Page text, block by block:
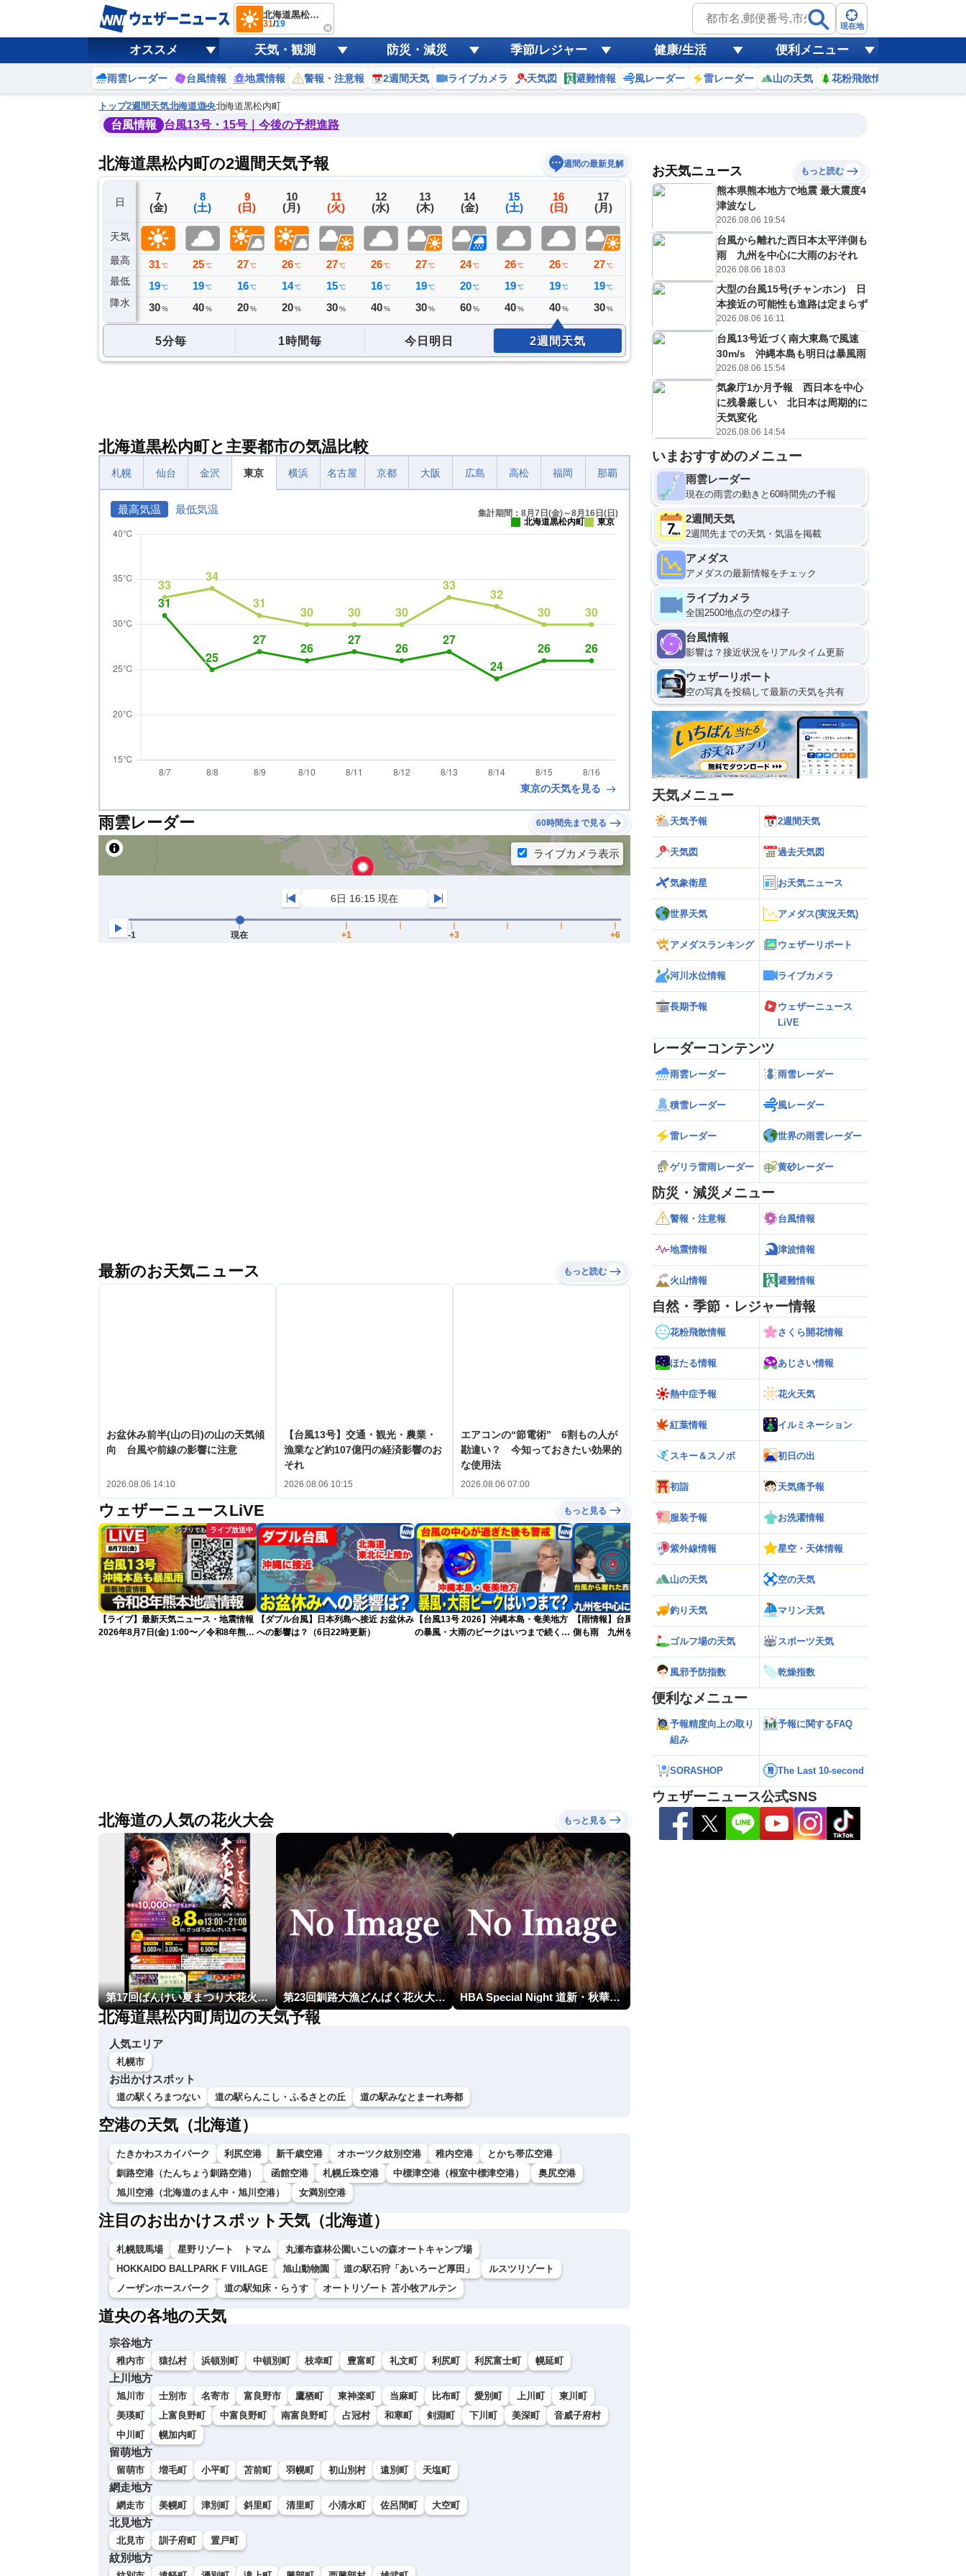
北海道黒松内町
31/19 現在地
オススメ 天気・観測 防災・減災 季節/レジャー 健康/生活 便利メニュー
雨雲レーダー 台風情報 地震情報 警報・注意報 2週間天気 ライブカメラ 天気図 避難情報 風レーダー 雷レーダー 山の天気 花粉飛散情報
トップ2週間天気北海道道央北海道黒松内町
台風情報 台風13号・15号｜今後の予想進路
北海道黒松内町の2週間天気予報 週間の最新見解
日
天気
最高
最低
降水
6
(木)
28℃
19℃
ミリ
7
(金)
31 ℃
19 ℃
30 %
8
(土)
25 ℃
19 ℃
40 %
9
(日)
27 ℃
16 ℃
20 %
10
(月)
26 ℃
14℃
20 %
11
(火)
27℃
15℃
30%
12
(水)
26℃
16℃
40%
13
(木)
27℃
19℃
30%
14
(金)
24℃
20℃
60%
15
(土)
26 ℃
19 ℃
40 %
16
(日)
26 ℃
19 ℃
40 %
17
(月)
27 ℃
19 ℃
30 %
18
℃ 18
20
(木)
D
26 ℃
18℃
30%
21
D
27℃
18℃
20%
B
C
低
5分毎 1時間毎 今日明日 2週間天気
北海道黒松内町と主要都市の気温比較
札幌 仙台 金沢 東京 横浜 名古屋 京都 大阪 広島 高松 福岡 那覇
最高気温 最低気温
集計期間：8月7日(金)～8月16日(日)
北海道黒松内町
東京
東京の天気を見る
雨雲レーダー 60時間先まで見る
最新のお天気ニュース もっと読む
お盆休み前半(山の日)の山の天気傾
向 台風や前線の影響に注意
2026.08.06 14:10
【台風13号】交通・観光・農業・
漁業など約107億円の経済影響のお
それ
2026.08.06 10:15
エアコンの“節電術” 6割もの人が
勘違い？ 今知っておきたい効果的
な使用法
2026.08.06 07:00
ウェザーニュースLiVE もっと見る
ライブ放送中
【ライブ】最新天気ニュース・地震情報
2026年8月7日(金) 1:00〜／令和8年熊本
【ダブル台風】日本列島へ接近 お盆休み
への影響は？（6日22時更新）
【台風13号 2026】沖縄本島・奄美地方
の暴風・大雨のピークはいつまで続く？
【雨情報】台風から離れた西日本太平洋
側も雨 九州を中心に大雨のおそれ
【熊本八代で39℃観測】被災地・熊本へ
北海道の人気の花火大会 もっと見る
第17回ばんけい夏まつり大花火大会 第23回釧路大漁どんぱく花火大会 ～道新・光と音のファンタジー～ HBA Special Night 道新・秋華火（はなび）
北海道黒松内町周辺の天気予報
人気エリア
札幌市
お出かけスポット
道の駅くろまつない 道の駅らんこし・ふるさとの丘 道の駅みなとまーれ寿都
空港の天気（北海道）
たきかわスカイパーク 利尻空港 新千歳空港 オホーツク紋別空港 稚内空港
とかち帯広空港
釧路空港（たんちょう釧路空港）
函館空港 札幌丘珠空港 中標津空港（根室中標津空港）
奥尻空港
旭川空港（北海道のまん中・旭川空港）
女満別空港
注目のお出かけスポット天気（北海道）
札幌競馬場 星野リゾート トマム
丸瀬布森林公園いこいの森オートキャンプ場
HOKKAIDO BALLPARK F VIILAGE
旭山動物園 道の駅石狩「あいろーど厚田」
ルスツリゾート
ノーザンホースパーク
道の駅知床・らうす オートリゾート 苫小牧アルテン
道央の各地の天気
宗谷地方
稚内市 猿払村 浜頓別町 中頓別町 枝幸町 豊富町 礼文町 利尻町 利尻富士町 幌延町
上川地方
旭川市 士別市 名寄市 富良野市 鷹栖町 東神楽町 当麻町 比布町 愛別町 上川町
東川町
美瑛町
上富良野町 中富良野町 南富良野町 占冠村 和寒町 剣淵町 下川町 美深町
音威子府村
中川町
幌加内町
留萌地方
留萌市 増毛町 小平町 苫前町 羽幌町 初山別村 遠別町 天塩町
網走地方
網走市 美幌町 津別町 斜里町 清里町 小清水町 佐呂間町 大空町
北見地方
北見市 訓子府町 置戸町
紋別地方
お天気ニュース もっと読む
熊本県熊本地方で地震 最大震度4
津波なし
2026.08.06 19:54
台風から離れた西日本太平洋側も
雨 九州を中心に大雨のおそれ
2026.08.06 18:03
大型の台風15号(チャンホン) 日
本接近の可能性も進路は定まらず
2026.08.06 16:11
台風13号近づく南大東島で風速
30m/s 沖縄本島も明日は暴風雨
2026.08.06 15:54
気象庁1か月予報 西日本を中心
に残暑厳しい 北日本は周期的に
天気変化
2026.08.06 14:54
いまおすすめのメニュー
雨雲レーダー
現在の雨雲の動きと60時間先の予報
2週間天気
2週間先までの天気・気温を掲載
アメダス
アメダスの最新情報をチェック
ライブカメラ
全国2500地点の空の様子
台風情報
影響は？接近状況をリアルタイム更新
ウェザーリポート
空の写真を投稿して最新の天気を共有
天気メニュー
天気予報 2週間天気
天気図 過去天気図
気象衛星 お天気ニュース
世界天気 アメダス(実況天気)
アメダスランキング ウェザーリポート
河川水位情報 ライブカメラ
長期予報
ウェザーニュース
LiVE
レーダーコンテンツ
雨雲レーダー 雨雪レーダー
積雪レーダー 風レーダー
雷レーダー 世界の雨雲レーダー
ゲリラ雷雨レーダー 黄砂レーダー
防災・減災メニュー
警報・注意報 台風情報
地震情報 津波情報
火山情報 避難情報
自然・季節・レジャー情報
花粉飛散情報 さくら開花情報
ほたる情報 あじさい情報
熱中症予報 花火天気
紅葉情報 イルミネーション
スキー＆スノボ 初日の出
初詣 天気痛予報
服装予報 お洗濯情報
紫外線情報 星空・天体情報
山の天気 空の天気
釣り天気 マリン天気
ゴルフ場の天気 スポーツ天気
風邪予防指数 乾燥指数
便利なメニュー
予報精度向上の取り
組み
予報に関するFAQ
SORASHOP The Last 10-second
ウェザーニュース公式SNS